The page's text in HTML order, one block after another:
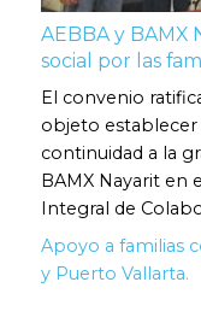
AEBBA y
social por las
El convenio
objeto establecer
continuidad a la
BAMX Nayarit en
Integral de
Apoyo a familias
y Puerto Vallarta.